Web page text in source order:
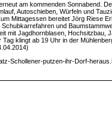
am kommenden Sonnabend.
Autoschieben, Würfeln und
Mittagessen bereitet Jörg Riese
und
mit Jagdhornblasen, Hochsitzbau,
klingt ab 19 Uhr in der
Schollener-putzen-ihr-Dorf-